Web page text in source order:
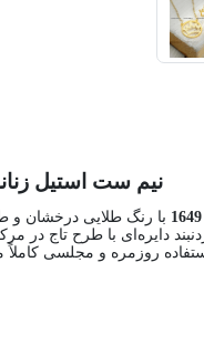
نیم ست استیل زنانه مدل کویین کد 1649 | نیم ست
با رنگ طلایی درخشان و
دایره‌ای با طرح تاج در
روزمره و مجلسی کاملاً